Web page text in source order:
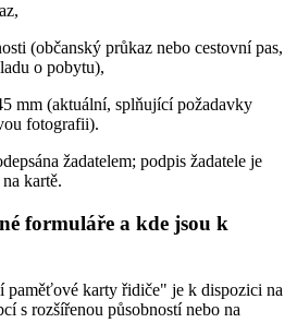
(občanský průkaz nebo cestovní pas,
o pobytu),
mm (aktuální, splňující požadavky
fotografii).
žadatelem; podpis žadatele je
kartě.
formuláře a kde jsou k
paměťové karty řidiče" je k dispozici na
s rozšířenou působností nebo na